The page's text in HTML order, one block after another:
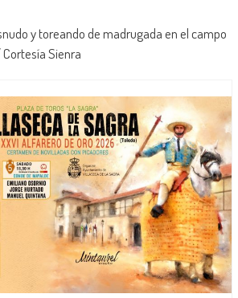
y toreando de madrugada en el campo
Sienra